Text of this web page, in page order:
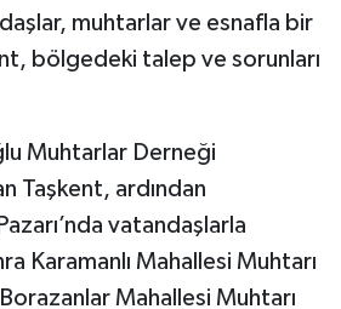
muhtarlar ve esnafla bir
bölgedeki talep ve sorunları
Muhtarlar Derneği
Taşkent, ardından
vatandaşlarla
Karamanlı Mahallesi Muhtarı
Mahallesi Muhtarı